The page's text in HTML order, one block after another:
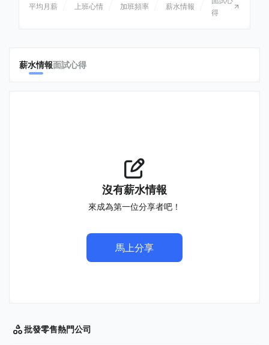
平均月薪 上班心情 加班頻率 薪水情報
得
薪水情報面試心得
沒有薪水情報
來成為第一位分享者吧！
馬上分享
批發零售熱門公司